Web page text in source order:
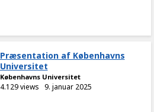
Præsentation af Københavns
Universitet
Københavns Universitet
4.129 views 9. januar 2025